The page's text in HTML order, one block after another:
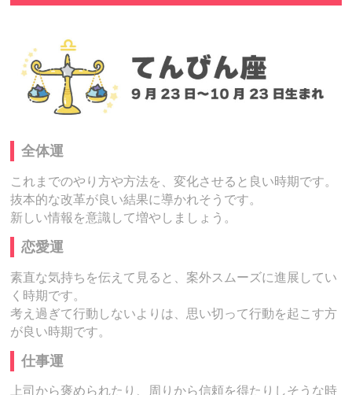
全体運
これまでのやり方や方法を、変化させると良い時期です。
抜本的な改革が良い結果に導かれそうです。
新しい情報を意識して増やしましょう。
恋愛運
素直な気持ちを伝えて見ると、案外スムーズに進展してい
く時期です。
考え過ぎて行動しないよりは、思い切って行動を起こす方
が良い時期です。
仕事運
上司から褒められたり、周りから信頼を得たりしそうな時